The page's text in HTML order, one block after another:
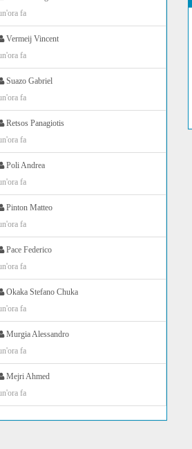
fa
Vermeij Vincent
fa
Suazo Gabriel
fa
Retsos Panagiotis
fa
Poli Andrea
fa
Pinton Matteo
fa
Pace Federico
fa
Okaka Stefano Chuka
fa
Murgia Alessandro
fa
Mejri Ahmed
fa